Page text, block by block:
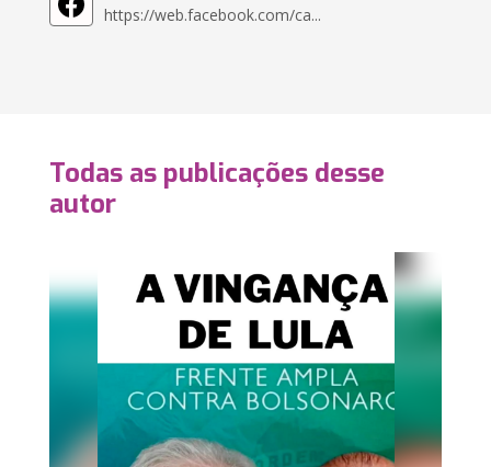
https://web.facebook.com/ca...
Todas as publicações desse
autor